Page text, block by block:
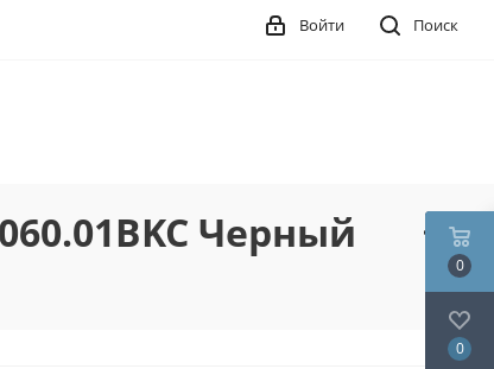
Поиск
Войти
Черный
0
0